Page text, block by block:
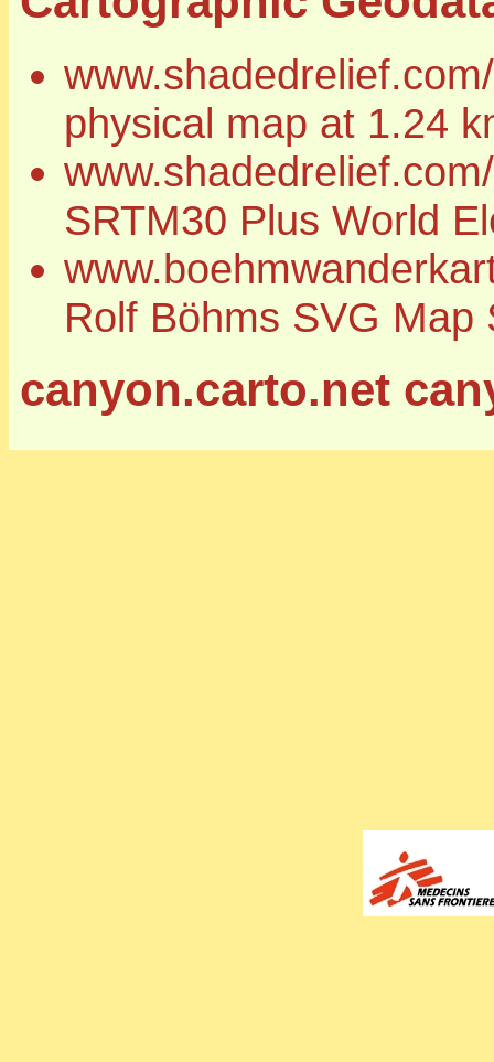
physical map at 1.24
SRTM30 Plus World
Rolf Böhms SVG
canyon.carto.net